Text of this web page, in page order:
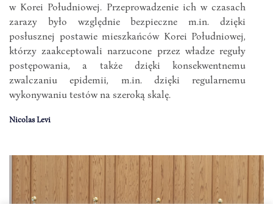
w Korei Południowej. Przeprowadzenie ich w czasach
zarazy było względnie bezpieczne m.in. dzięki
posłusznej postawie mieszkańców Korei Południowej,
którzy zaakceptowali narzucone przez władze reguły
postępowania, a także dzięki konsekwentnemu
zwalczaniu epidemii, m.in. dzięki regularnemu
wykonywaniu testów na szeroką skalę.
Nicolas Levi